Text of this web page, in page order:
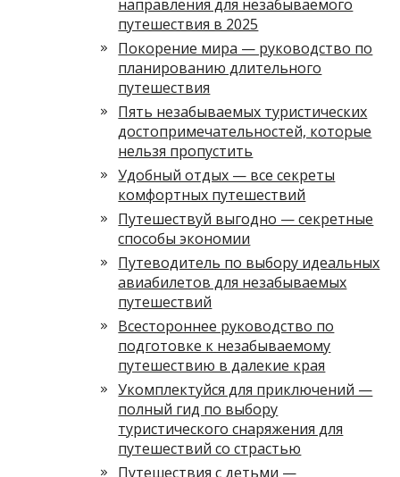
направления для незабываемого
путешествия в 2025
Покорение мира — руководство по
планированию длительного
путешествия
Пять незабываемых туристических
достопримечательностей, которые
нельзя пропустить
Удобный отдых — все секреты
комфортных путешествий
Путешествуй выгодно — секретные
способы экономии
Путеводитель по выбору идеальных
авиабилетов для незабываемых
путешествий
Всестороннее руководство по
подготовке к незабываемому
путешествию в далекие края
Укомплектуйся для приключений —
полный гид по выбору
туристического снаряжения для
путешествий со страстью
Путешествия с детьми —